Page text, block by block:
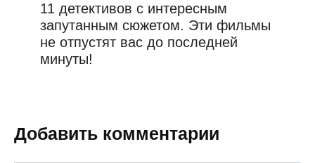
11 детективов с интересным
запутанным сюжетом. Эти фильмы
не отпустят вас до последней
минуты!
Добавить комментарии